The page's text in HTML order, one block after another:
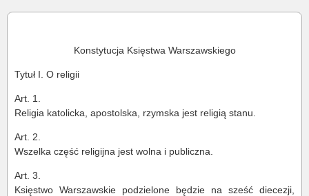
Konstytucja Księstwa Warszawskiego
Tytuł I. O religii
Art. 1.
Religia katolicka, apostolska, rzymska jest religią stanu.
Art. 2.
Wszelka część religijna jest wolna i publiczna.
Art. 3.
Księstwo Warszawskie podzielone będzie na sześć diecezji,